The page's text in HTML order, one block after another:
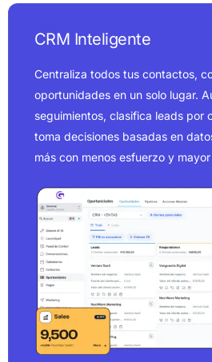
CRM Inteligente
Centraliza todos tus contactos,
oportunidades en un solo lugar.
seguimientos, clasifica leads por
toma decisiones basadas en
más con menos esfuerzo y